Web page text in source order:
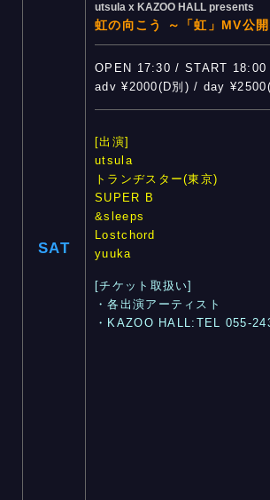
SAT
utsula x KAZOO HALL presents
虹の向こう ～「虹」MV公
OPEN 17:30 / START 18:00
adv ¥2000(D別) / day
[出演]
utsula
トランヂスター(東京)
SUPER B
&sleeps
Lostchord
yuuka
[チケット取扱い]
・各出演アーティスト
・KAZOO HALL:TEL 055-